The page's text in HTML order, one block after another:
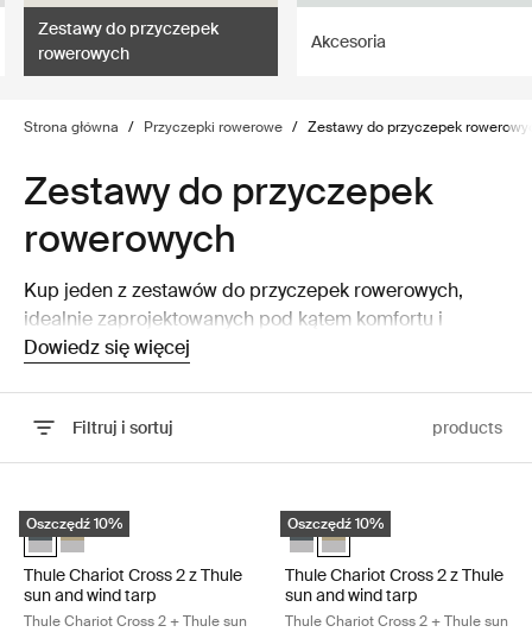
Zestawy do przyczepek
rowerowych
Akcesoria
Strona główna / Przyczepki rowerowe / Zestawy do przyczepek
Zestawy do przyczepek
rowerowych
Kup jeden z zestawów do przyczepek rowerowych,
idealnie zaprojektowanych pod kątem komfortu i
bezpieczeństwa dzieci, i podróżuj wraz z pociechami.
Dowiedz się więcej
Filtruj i sortuj products
Przejdź do wyników
Thule Chariot Cross 2 z Thule sun and wind tarp Thule Chariot Cross
Oszczędź 10%
Thule Chariot Cross 2 z Thule sun and wind tarp Ciemnoszary
Thule Chariot Cross 2 z Thule sun and wind tarp Wyblakły khaki
Thule Chariot Cross 2 z Thule
sun and wind tarp
Thule Chariot Cross 2 + Thule sun
Thule Chariot Cross 2 z Thule
Oszczędź 10%
Thule Chariot Cross 2 z Thule
Thule Chariot Cross 2 z
Thule Chariot Cross 2 z Thule
sun and wind tarp
Thule Chariot Cross 2 + Thule sun